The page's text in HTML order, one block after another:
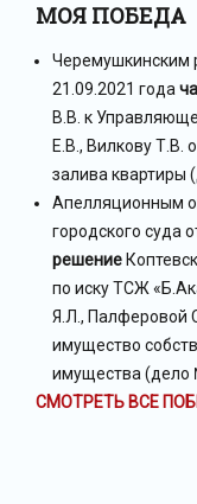
МОЯ ПОБЕДА
Черемушкинским
21.09.2021 года
В.В. к
Е.В., Вилкову Т.В.
залива квартиры
Апелляционным
городского суда
решение
по иску ТСЖ
Я.Л., Палферовой
имущество
имущества (дело
СМОТРЕТЬ ВСЕ